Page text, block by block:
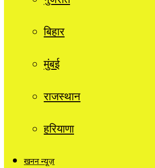
बिहार
मुंबई
राजस्थान
हरियाणा
खनन न्यूज़